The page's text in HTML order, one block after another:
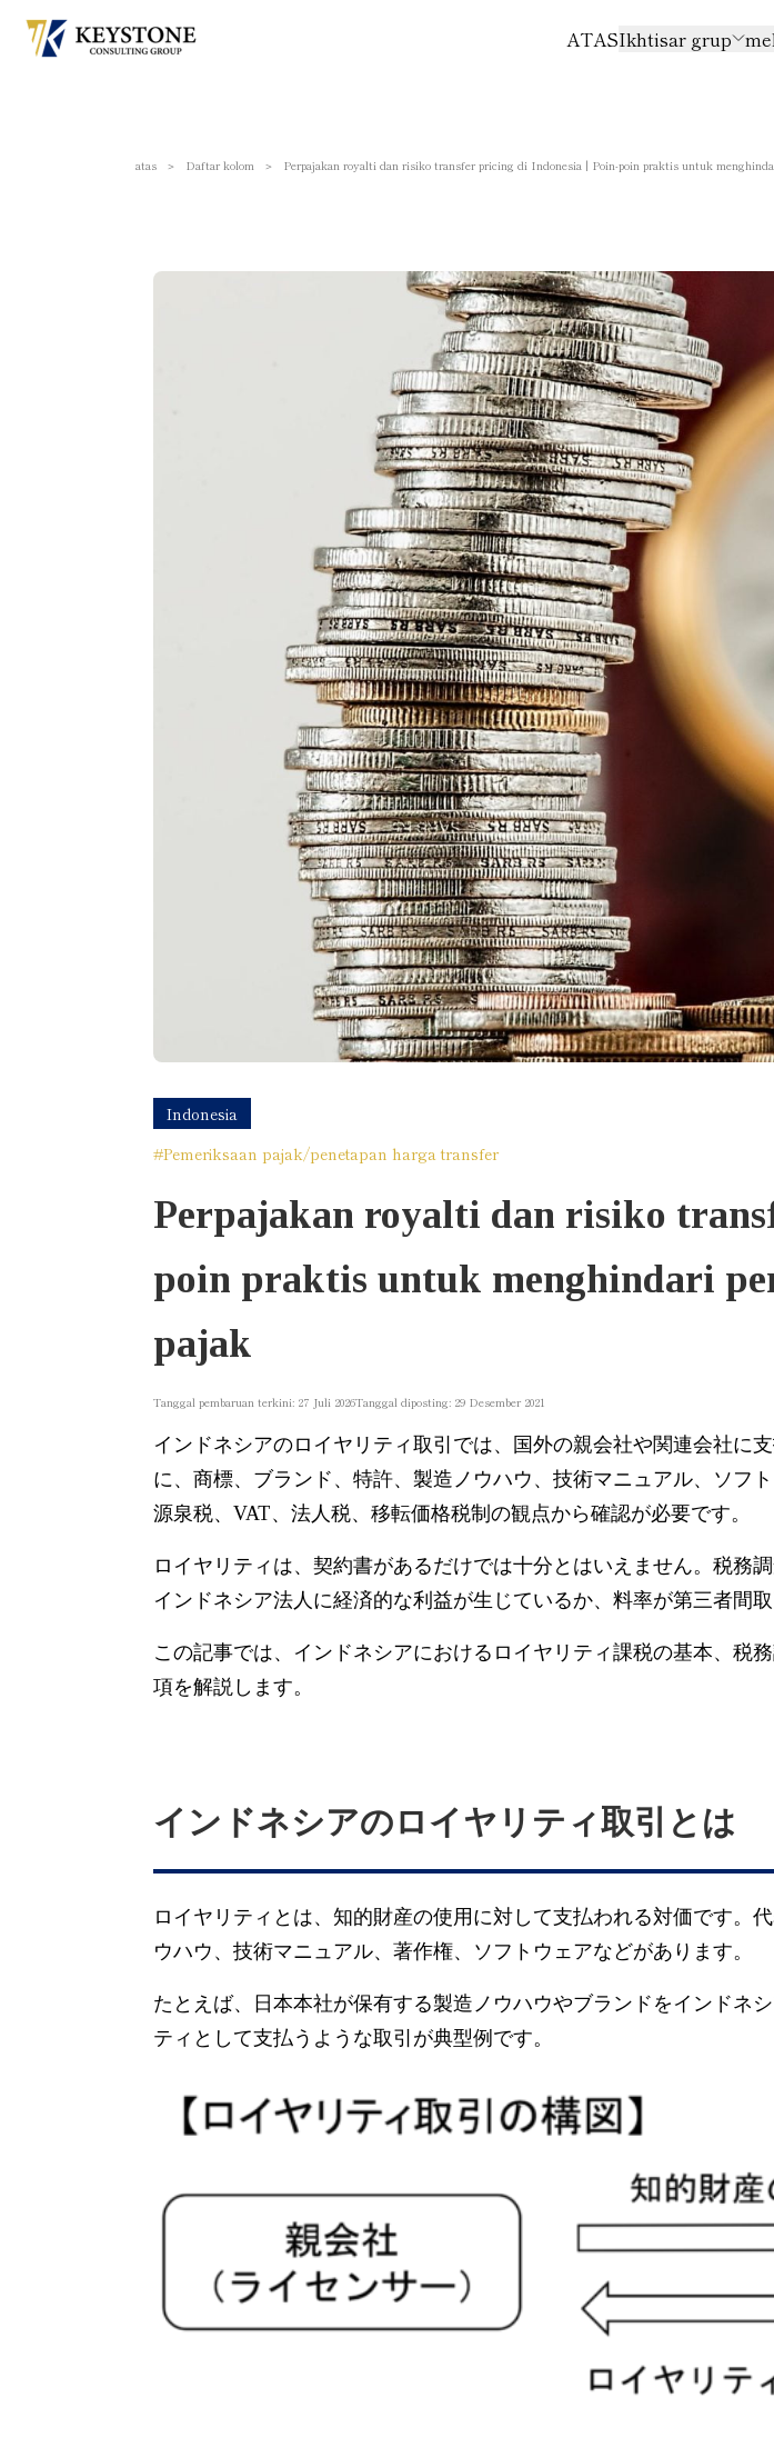
ATASIkhtisar grup
atas ＞ Daftar kolom ＞ Perpajakan royalti dan risiko transfer pricing di Indonesia | Poin-poin praktis untuk
Indonesia
#Pemeriksaan pajak/penetapan harga transfer
Perpajakan royalti dan risiko
poin praktis untuk menghindari
pajak
Tanggal pembaruan terkini: 27 Juli 2026Tanggal diposting: 29 Desember 2021
インドネシアのロイヤリティ取引では、国外の親会社や関連会社に
に、商標、ブランド、特許、製造ノウハウ、技術マニュアル、ソフ
源泉税、VAT、法人税、移転価格税制の観点から確認が必要です。
ロイヤリティは、契約書があるだけでは十分とはいえません。税務
インドネシア法人に経済的な利益が生じているか、料率が第三者間
この記事では、インドネシアにおけるロイヤリティ課税の基本、税
項を解説します。
インドネシアのロイヤリティ取引とは
ロイヤリティとは、知的財産の使用に対して支払われる対価です。
ウハウ、技術マニュアル、著作権、ソフトウェアなどがあります。
たとえば、日本本社が保有する製造ノウハウやブランドをインドネ
ティとして支払うような取引が典型例です。